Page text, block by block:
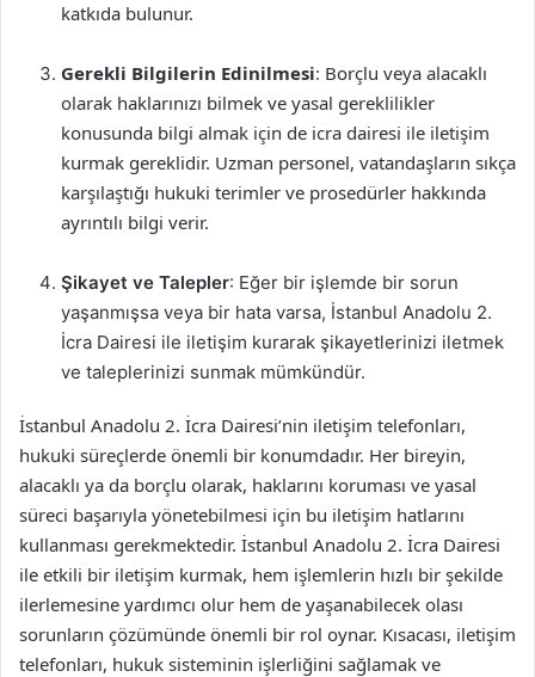
katkıda bulunur.
Gerekli Bilgilerin Edinilmesi: Borçlu veya alacaklı
olarak haklarınızı bilmek ve yasal gereklilikler
konusunda bilgi almak için de icra dairesi ile iletişim
kurmak gereklidir. Uzman personel, vatandaşların sıkça
karşılaştığı hukuki terimler ve prosedürler hakkında
ayrıntılı bilgi verir.
Şikayet ve Talepler: Eğer bir işlemde bir sorun
yaşanmışsa veya bir hata varsa, İstanbul Anadolu 2.
İcra Dairesi ile iletişim kurarak şikayetlerinizi iletmek
ve taleplerinizi sunmak mümkündür.
İstanbul Anadolu 2. İcra Dairesi’nin iletişim telefonları,
hukuki süreçlerde önemli bir konumdadır. Her bireyin,
alacaklı ya da borçlu olarak, haklarını koruması ve yasal
süreci başarıyla yönetebilmesi için bu iletişim hatlarını
kullanması gerekmektedir. İstanbul Anadolu 2. İcra Dairesi
ile etkili bir iletişim kurmak, hem işlemlerin hızlı bir şekilde
ilerlemesine yardımcı olur hem de yaşanabilecek olası
sorunların çözümünde önemli bir rol oynar. Kısacası, iletişim
telefonları, hukuk sisteminin işlerliğini sağlamak ve